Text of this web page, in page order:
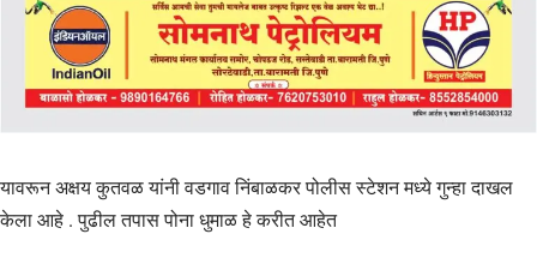
यावरून अक्षय कुतवळ यांनी वडगाव निंबाळकर पोलीस स्टेशन मध्ये गुन्हा दाखल
केला आहे . पुढील तपास पोना धुमाळ हे करीत आहेत